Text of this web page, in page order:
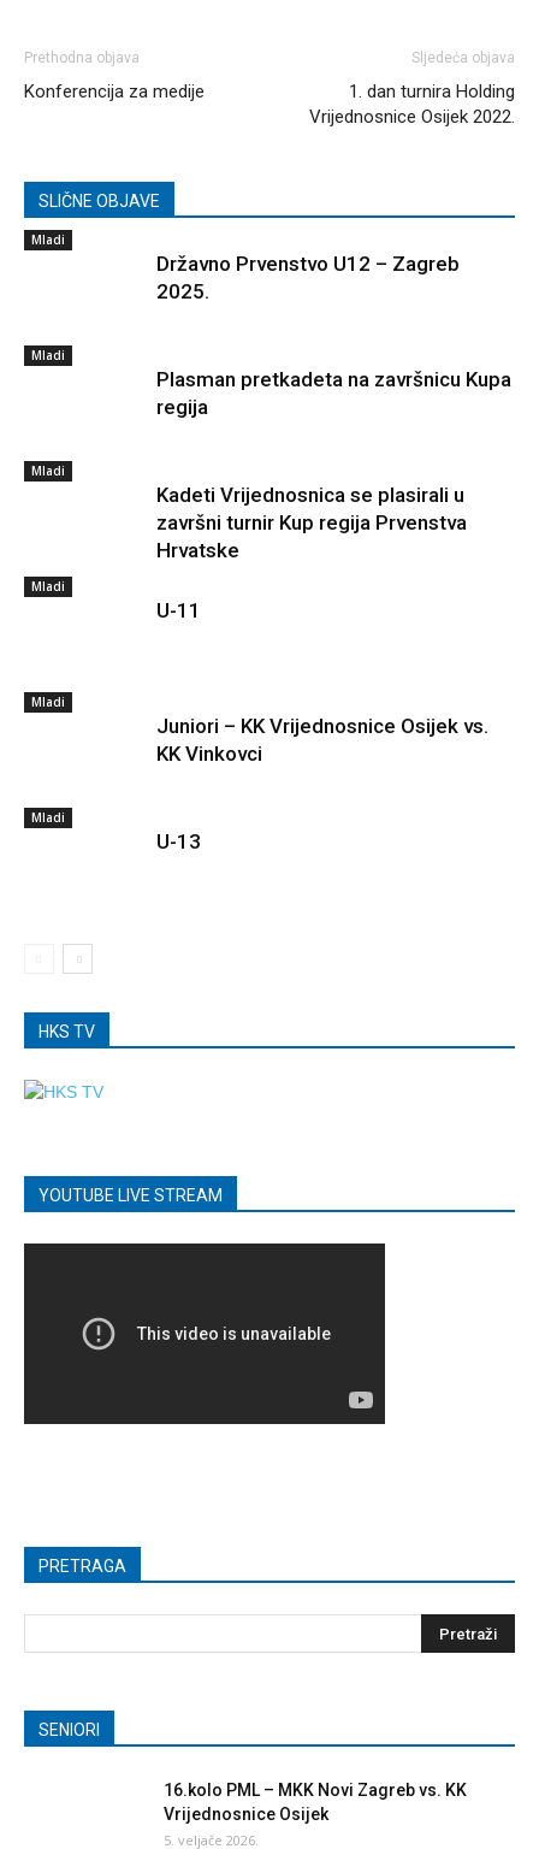
Prethodna objava
Konferencija za medije
Sljedeća objava
1. dan turnira Holding
Vrijednosnice Osijek 2022.
SLIČNE OBJAVE
Mladi
Državno Prvenstvo U12 – Zagreb
2025.
Mladi
Plasman pretkadeta na završnicu Kupa
regija
Mladi
Kadeti Vrijednosnica se plasirali u
završni turnir Kup regija Prvenstva
Hrvatske
Mladi
U-11
Mladi
Juniori – KK Vrijednosnice Osijek vs.
KK Vinkovci
Mladi
U-13
HKS TV
YOUTUBE LIVE STREAM
PRETRAGA
SENIORI
16.kolo PML – MKK Novi Zagreb vs. KK
Vrijednosnice Osijek
5. veljače 2026.